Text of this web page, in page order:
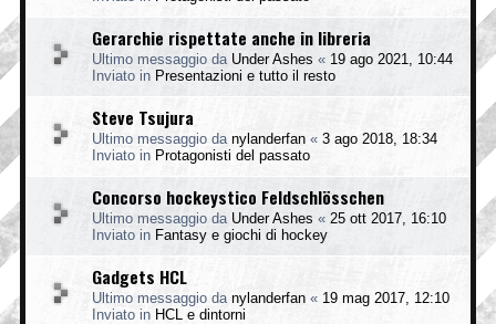
Gerarchie rispettate anche in libreria
Ultimo messaggio da Under Ashes « 19 ago 2021, 10:44
Inviato in Presentazioni e tutto il resto
Steve Tsujura
Ultimo messaggio da nylanderfan « 3 ago 2018, 18:34
Inviato in Protagonisti del passato
Concorso hockeystico Feldschlösschen
Ultimo messaggio da Under Ashes « 25 ott 2017, 16:10
Inviato in Fantasy e giochi di hockey
Gadgets HCL
Ultimo messaggio da nylanderfan « 19 mag 2017, 12:10
Inviato in HCL e dintorni